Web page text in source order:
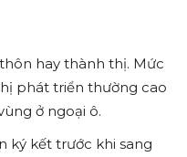
hay thành thị. Mức
phát triển thường cao
ở ngoại ô.
ký kết trước khi sang